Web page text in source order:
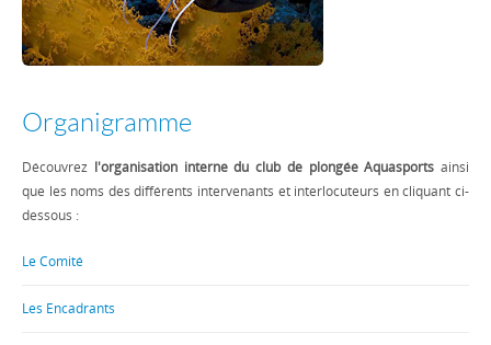
Organigramme
Découvrez l'organisation interne du club de plongée Aquasports ainsi
que les noms des différents intervenants et interlocuteurs en cliquant ci-
dessous :
Le Comité
Les Encadrants